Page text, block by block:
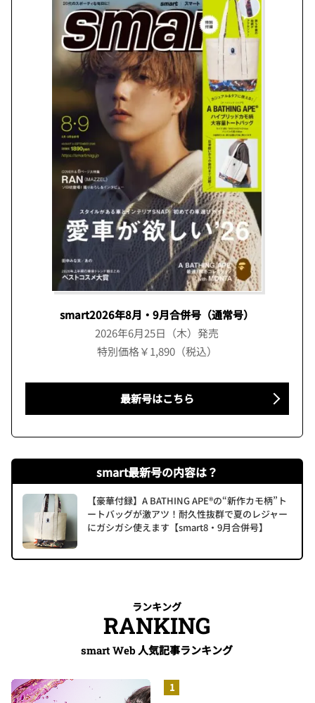
smart2026年8月・9月合併号（通常号）
2026年6月25日（木）発売
特別価格￥1,890（税込）
最新号はこちら
smart最新号の内容は？
【豪華付録】A BATHING APE®の“新作カモ柄”ト
ートバッグが激アツ！耐久性抜群で夏のレジャー
にガシガシ使えます【smart8・9月合併号】
ランキング
RANKING
smart Web人気記事ランキング